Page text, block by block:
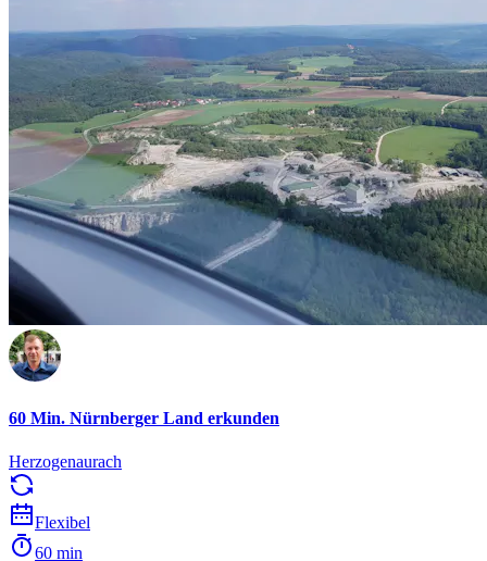
60 Min. Nürnberger Land erkunden
Herzogenaurach
Flexibel
60 min